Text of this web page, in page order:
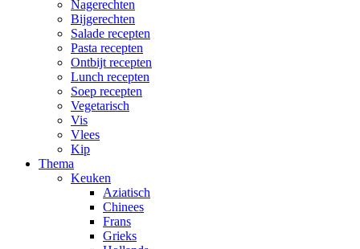
Nagerechten
Bijgerechten
Salade recepten
Pasta recepten
Ontbijt recepten
Lunch recepten
Soep recepten
Vegetarisch
Vis
Vlees
Kip
Thema
Keuken
Aziatisch
Chinees
Frans
Grieks